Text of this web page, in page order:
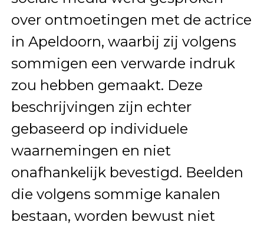
over ontmoetingen met de actrice
in Apeldoorn, waarbij zij volgens
sommigen een verwarde indruk
zou hebben gemaakt. Deze
beschrijvingen zijn echter
gebaseerd op individuele
waarnemingen en niet
onafhankelijk bevestigd. Beelden
die volgens sommige kanalen
bestaan, worden bewust niet